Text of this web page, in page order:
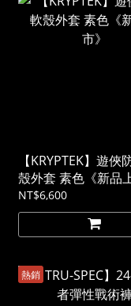
【KRYPTEK】遊俠
殼外套 素色《新品
NT$6,600
熱銷